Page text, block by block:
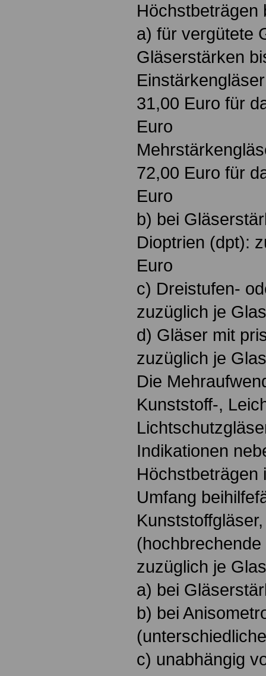
Höchstbeträgen
a) für vergütete
Gläserstärken
31,00 Euro für
Euro
72,00 Euro für
Euro
b) bei
Dioptrien (dpt):
Euro
c) Dreistufen-
zuzüglich je
d) Gläser mit
zuzüglich je
Die
Kunststoff-,
Indikationen
Höchstbeträgen
Umfang
zuzüglich je
a) bei
b) bei
c) unabhängig